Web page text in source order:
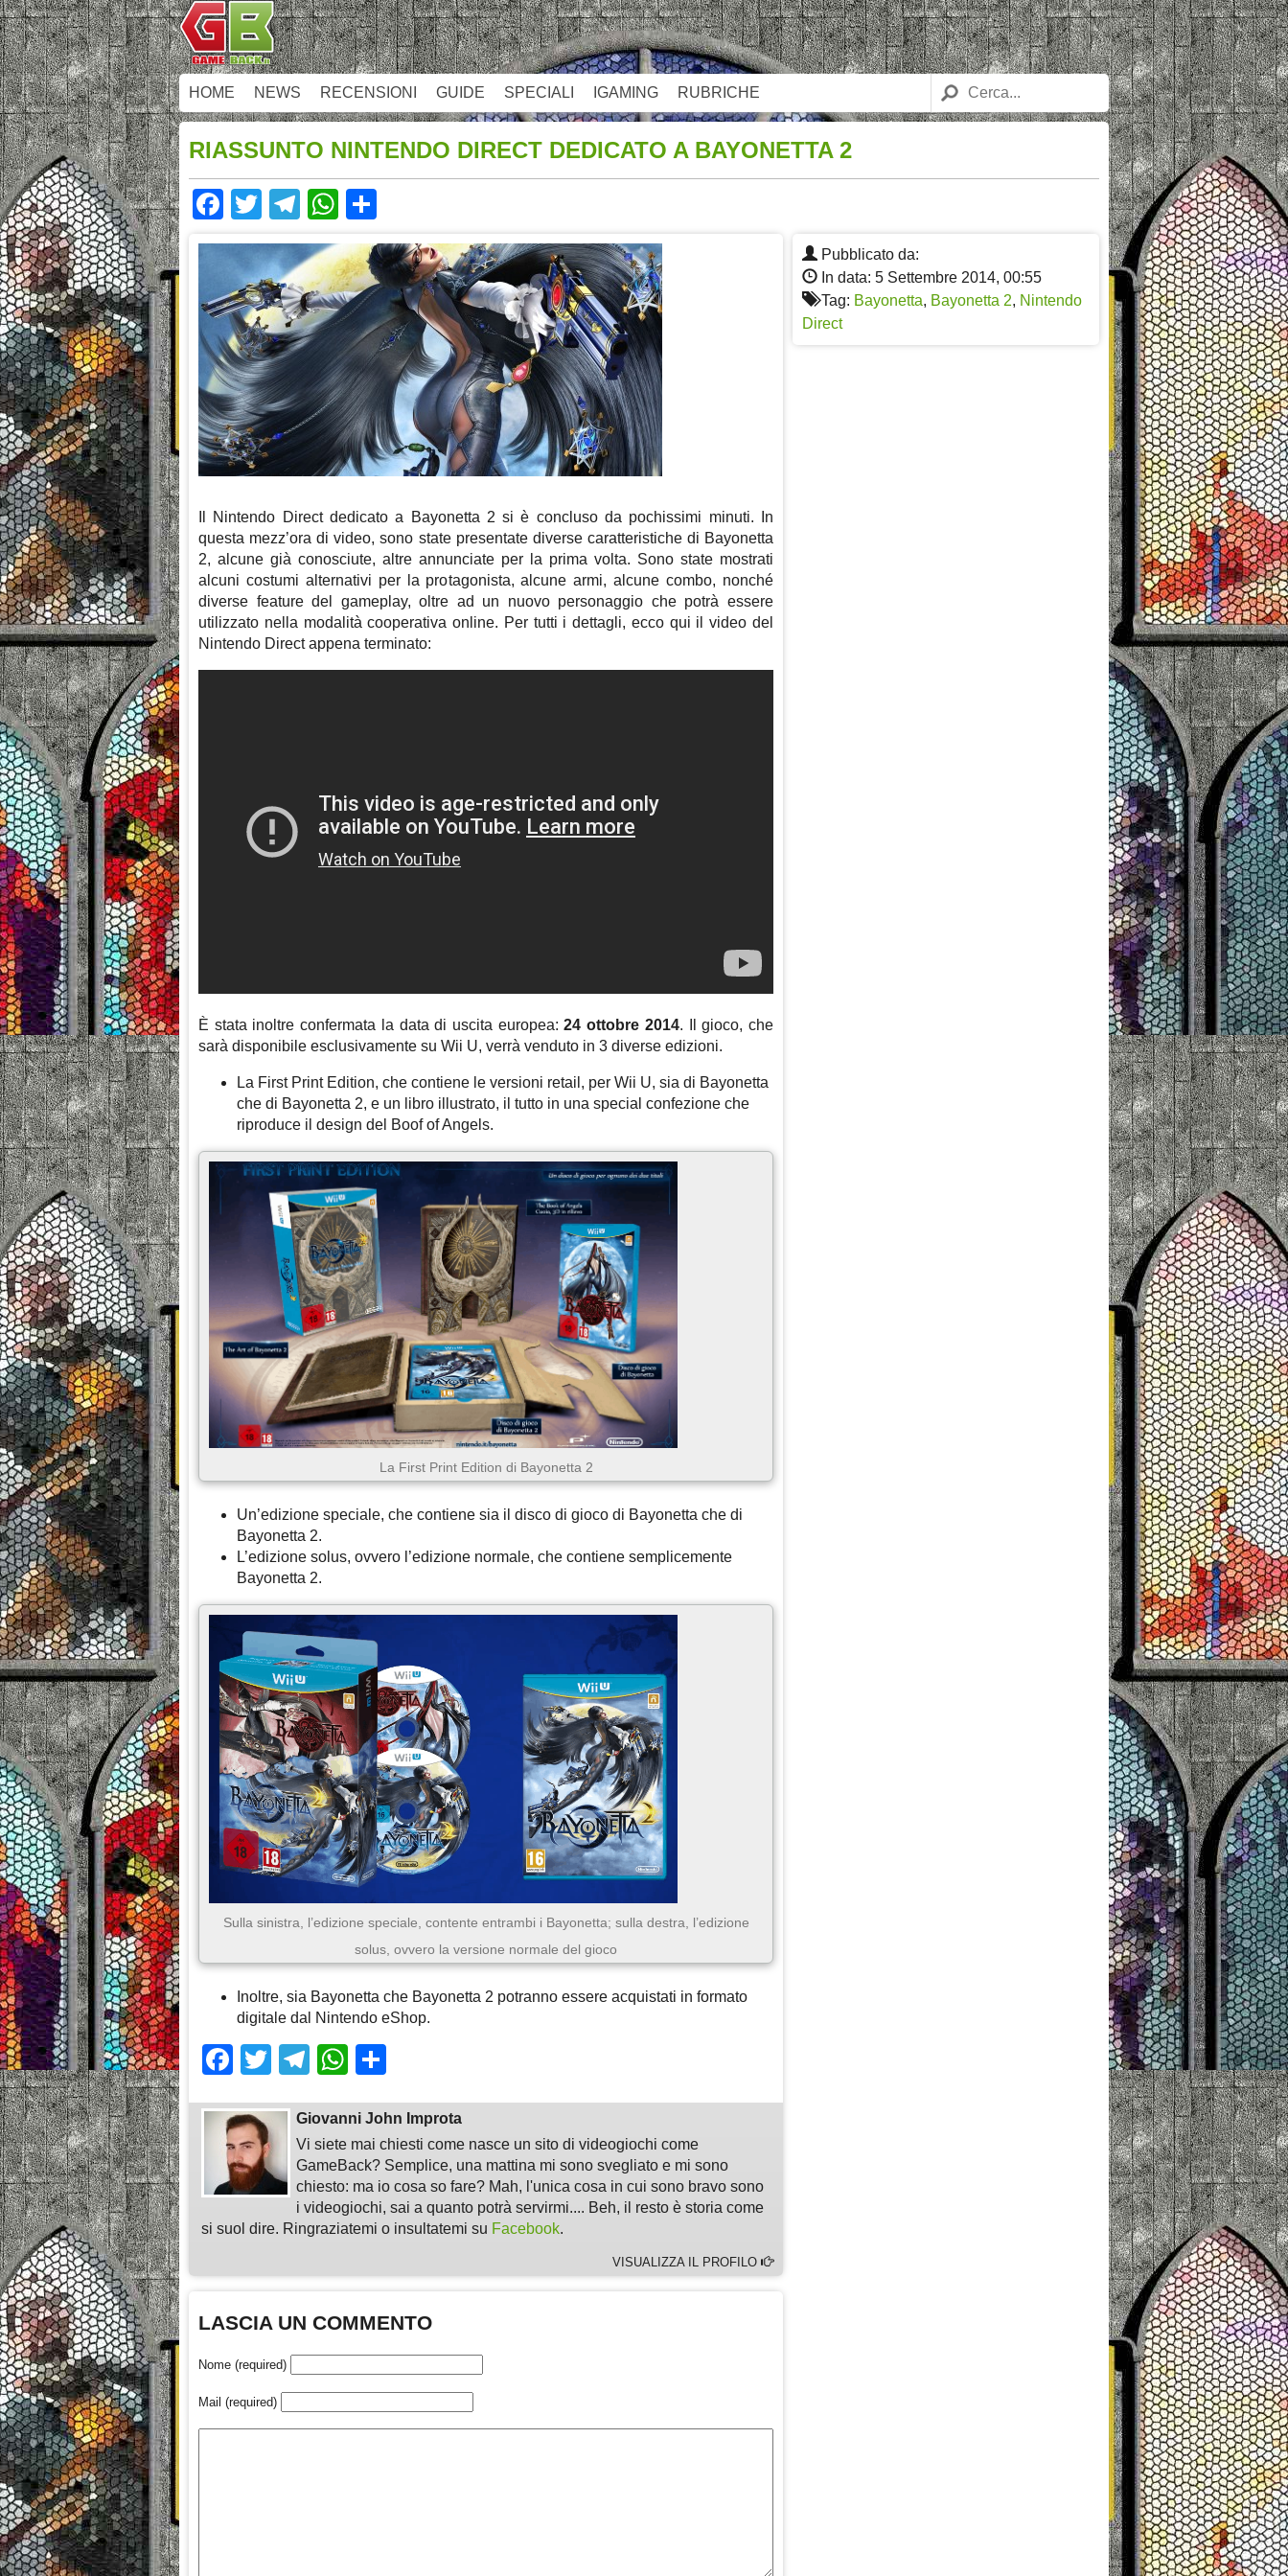
HOME NEWS RECENSIONI GUIDE SPECIALI IGAMING RUBRICHE
RIASSUNTO NINTENDO DIRECT DEDICATO A BAYONETTA 2
Facebook
TwitterTelegram
WhatsApp
Pubblicato da:
In data: 5 Settembre 2014, 00:55
Tag: Bayonetta, Bayonetta 2, Nintendo
Direct
Il Nintendo Direct dedicato a Bayonetta 2 si è concluso da pochissimi minuti. In
questa mezz’ora di video, sono state presentate diverse caratteristiche di Bayonetta
2, alcune già conosciute, altre annunciate per la prima volta. Sono state mostrati
alcuni costumi alternativi per la protagonista, alcune armi, alcune combo, nonché
diverse feature del gameplay, oltre ad un nuovo personaggio che potrà essere
utilizzato nella modalità cooperativa online. Per tutti i dettagli, ecco qui il video del
Nintendo Direct appena terminato:
È stata inoltre confermata la data di uscita europea:24 ottobre 2014. Il gioco, che
sarà disponibile esclusivamente su Wii U, verrà venduto in 3 diverse edizioni.
La First Print Edition, che contiene le versioni retail, per Wii U, sia di Bayonetta
che di Bayonetta 2, e un libro illustrato, il tutto in una special confezione che
riproduce il design del Boof of Angels.
La First Print Edition di Bayonetta 2
Un’edizione speciale, che contiene sia il disco di gioco di Bayonetta che di
Bayonetta 2.
L’edizione solus, ovvero l’edizione normale, che contiene semplicemente
Bayonetta 2.
Sulla sinistra, l’edizione speciale, contente entrambi i Bayonetta; sulla destra, l’edizione
solus, ovvero la versione normale del gioco
Inoltre, sia Bayonetta che Bayonetta 2 potranno essere acquistati in formato
digitale dal Nintendo eShop.
Facebook
TwitterTelegram
WhatsApp
Giovanni John Improta
Vi siete mai chiesti come nasce un sito di videogiochi come
GameBack? Semplice, una mattina mi sono svegliato e mi sono
chiesto: ma io cosa so fare? Mah, l'unica cosa in cui sono bravo sono
i videogiochi, sai a quanto potrà servirmi.... Beh, il resto è storia come
si suol dire. Ringraziatemi o insultatemi su Facebook.
VISUALIZZA IL PROFILO
LASCIA UN COMMENTO
Nome (required)
Mail (required)